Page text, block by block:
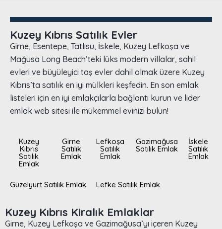
Kuzey Kıbrıs Satılık Evler
Girne, Esentepe, Tatlısu, İskele, Kuzey Lefkoşa ve
Mağusa Long Beach’teki lüks modern villalar, sahil
evleri ve büyüleyici taş evler dahil olmak üzere Kuzey
Kıbrıs’ta satılık en iyi mülkleri keşfedin. En son emlak
listeleri için en iyi emlakçılarla bağlantı kurun ve lider
emlak web sitesi ile mükemmel evinizi bulun!
Kuzey
Kıbrıs
Satılık
Emlak
Girne
Satılık
Emlak
Lefkoşa
Satılık
Emlak
Gazimağusa
Satılık Emlak
İskele
Satılık
Emlak
Güzelyurt Satılık Emlak Lefke Satılık Emlak
Kuzey Kıbrıs Kiralık Emlaklar
Girne, Kuzey Lefkoşa ve Gazimağusa’yı içeren Kuzey